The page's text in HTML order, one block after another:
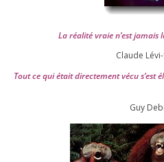
La réa­lité vraie n’est jamais
Claude
Tout ce qui était direc­te­ment vécu s’est
Guy